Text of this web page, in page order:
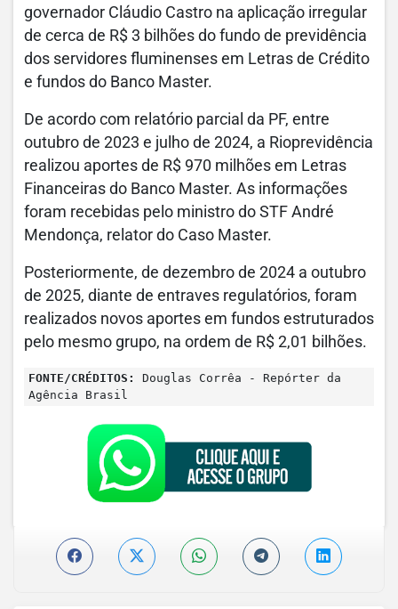
governador Cláudio Castro na aplicação irregular
de cerca de R$ 3 bilhões do fundo de previdência
dos servidores fluminenses em Letras de Crédito
e fundos do Banco Master.
De acordo com relatório parcial da PF, entre
outubro de 2023 e julho de 2024, a Rioprevidência
realizou aportes de R$ 970 milhões em Letras
Financeiras do Banco Master. As informações
foram recebidas pelo ministro do STF André
Mendonça, relator do Caso Master.
Posteriormente, de dezembro de 2024 a outubro
de 2025, diante de entraves regulatórios, foram
realizados novos aportes em fundos estruturados
pelo mesmo grupo, na ordem de R$ 2,01 bilhões.
FONTE/CRÉDITOS:
Douglas Corrêa - Repórter da
Agência Brasil